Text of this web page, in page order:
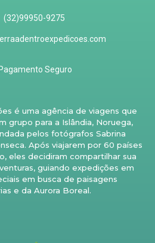
(32)99950-9275
Pagamento Seguro
é uma agência de viagens que
grupo para a Islândia, Noruega,
pelos fotógrafos Sabrina
Após viajarem por 60 países
eles decidiram compartilhar sua
guiando expedições em
em busca de paisagens
e da Aurora Boreal.